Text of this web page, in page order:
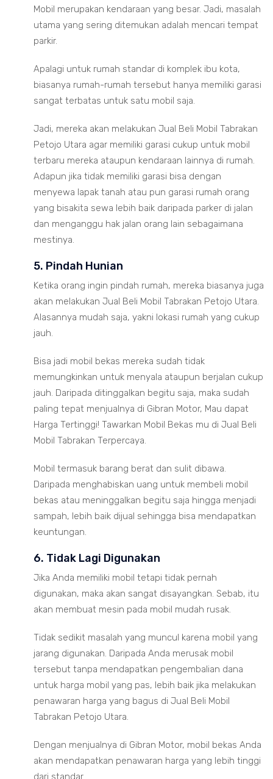
Mobil merupakan kendaraan yang besar. Jadi, masalah
utama yang sering ditemukan adalah mencari tempat
parkir.
Apalagi untuk rumah standar di komplek ibu kota,
biasanya rumah-rumah tersebut hanya memiliki garasi
sangat terbatas untuk satu mobil saja.
Jadi, mereka akan melakukan Jual Beli Mobil Tabrakan
Petojo Utara agar memiliki garasi cukup untuk mobil
terbaru mereka ataupun kendaraan lainnya di rumah.
Adapun jika tidak memiliki garasi bisa dengan
menyewa lapak tanah atau pun garasi rumah orang
yang bisakita sewa lebih baik daripada parker di jalan
dan menganggu hak jalan orang lain sebagaimana
mestinya.
5. Pindah Hunian
Ketika orang ingin pindah rumah, mereka biasanya juga
akan melakukan Jual Beli Mobil Tabrakan Petojo Utara.
Alasannya mudah saja, yakni lokasi rumah yang cukup
jauh.
Bisa jadi mobil bekas mereka sudah tidak
memungkinkan untuk menyala ataupun berjalan cukup
jauh. Daripada ditinggalkan begitu saja, maka sudah
paling tepat menjualnya di Gibran Motor, Mau dapat
Harga Tertinggi! Tawarkan Mobil Bekas mu di Jual Beli
Mobil Tabrakan Terpercaya.
Mobil termasuk barang berat dan sulit dibawa.
Daripada menghabiskan uang untuk membeli mobil
bekas atau meninggalkan begitu saja hingga menjadi
sampah, lebih baik dijual sehingga bisa mendapatkan
keuntungan.
6. Tidak Lagi Digunakan
Jika Anda memiliki mobil tetapi tidak pernah
digunakan, maka akan sangat disayangkan. Sebab, itu
akan membuat mesin pada mobil mudah rusak.
Tidak sedikit masalah yang muncul karena mobil yang
jarang digunakan. Daripada Anda merusak mobil
tersebut tanpa mendapatkan pengembalian dana
untuk harga mobil yang pas, lebih baik jika melakukan
penawaran harga yang bagus di Jual Beli Mobil
Tabrakan Petojo Utara.
Dengan menjualnya di Gibran Motor, mobil bekas Anda
akan mendapatkan penawaran harga yang lebih tinggi
dari standar.